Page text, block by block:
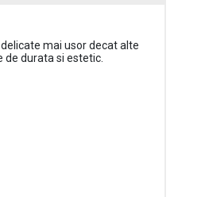
mai usor decat alte
durata si estetic.